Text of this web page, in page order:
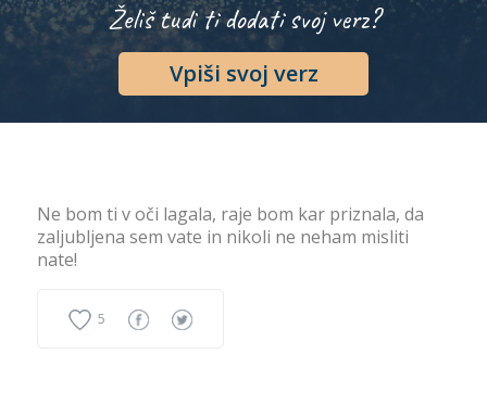
Želiš tudi ti dodati svoj verz?
Vpiši svoj verz
Ne bom ti v oči lagala, raje bom kar priznala, da
zaljubljena sem vate in nikoli ne neham misliti
nate!
5